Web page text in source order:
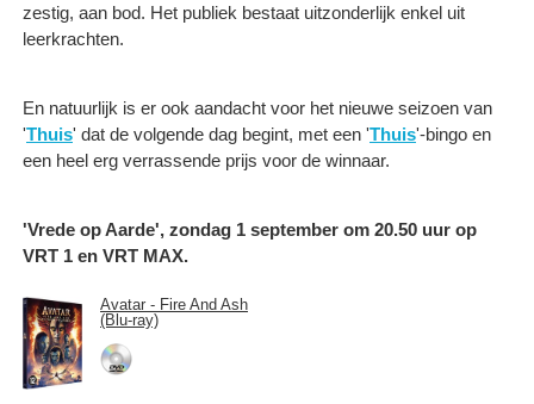
zestig, aan bod. Het publiek bestaat uitzonderlijk enkel uit
leerkrachten.
En natuurlijk is er ook aandacht voor het nieuwe seizoen van
'Thuis' dat de volgende dag begint, met een 'Thuis'-bingo en
een heel erg verrassende prijs voor de winnaar. ​
'Vrede op Aarde', zondag 1 september om 20.50 uur op
VRT 1 en VRT MAX.
Avatar - Fire And Ash
(Blu-ray)